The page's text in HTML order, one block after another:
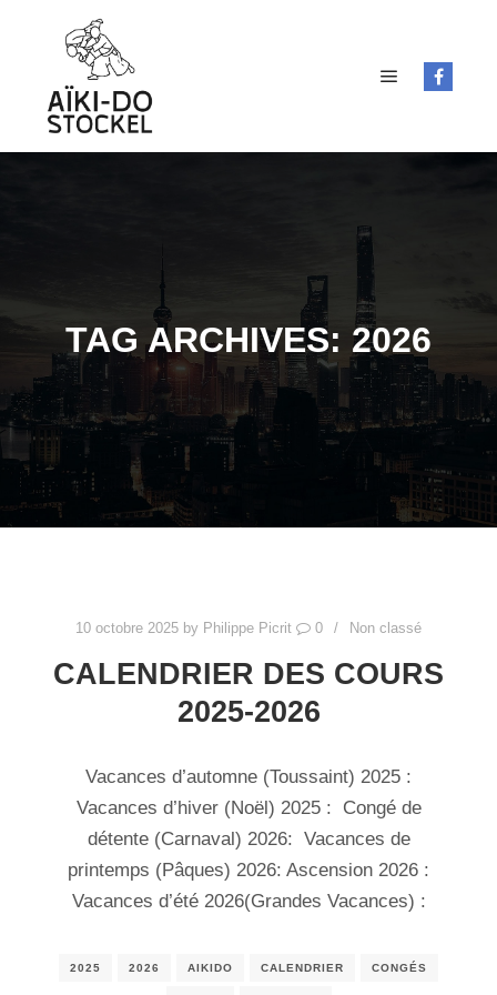
TAG ARCHIVES: 2026
10 octobre 2025 by Philippe Picrit 0 Non classé
CALENDRIER DES COURS
2025-2026
Vacances d’automne (Toussaint) 2025 :
Vacances d’hiver (Noël) 2025 : Congé de
détente (Carnaval) 2026: Vacances de
printemps (Pâques) 2026: Ascension 2026 :
Vacances d’été 2026(Grandes Vacances) :
2025 2026 AIKIDO CALENDRIER CONGÉS